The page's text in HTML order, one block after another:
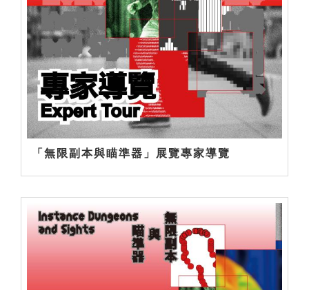
「無限副本與瞄準器」展覽專家導覽